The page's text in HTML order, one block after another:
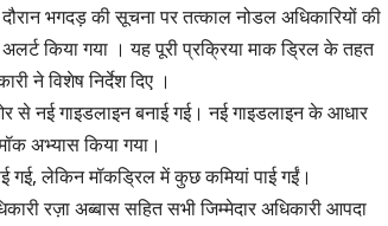
भगदड़ की सूचना पर तत्काल नोडल अधिकारियों की
किया गया । यह पूरी प्रक्रिया माक ड्रिल के तहत
ने विशेष निर्देश दिए ।
से नई गाइडलाइन बनाई गई। नई गाइडलाइन के आधार
अभ्यास किया गया।
गई, लेकिन मॉकड्रिल में कुछ कमियां पाई गईं।
रज़ा अब्बास सहित सभी जिम्मेदार अधिकारी आपदा